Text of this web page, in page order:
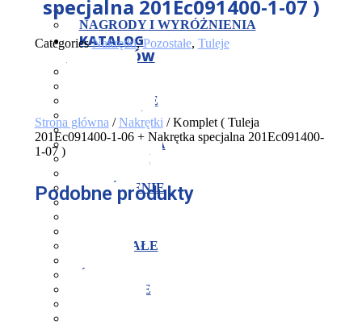
KONTROLA JAKOŚCI
NAGRODY I WYRÓŻNIENIA
KATALOG
PRODUKTÓW
KOŁNIERZE
KORPUSY
KOSTKI
MOCOWANIA
NAKRĘTKI
PIERŚCIENIE
PŁYTY
POZOSTAŁE
SWORZNIE
specjalna 201Ec091400-1-07 )
Categories Nakrętki,Pozostałe, Tuleje
Strona główna/Nakrętki/ Komplet ( Tuleja
201Ec091400-1-06 + Nakrętka specjalna 201Ec091400-
1-07 )
Podobne produkty